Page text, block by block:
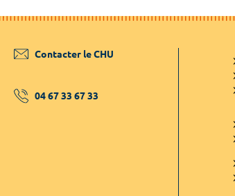
Contacter le CHU
04 67 33 67 33